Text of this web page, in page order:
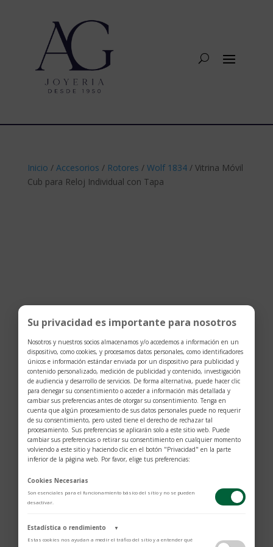
Inicio / Accesorios / Rotores / Wolf 1834/ Vitrina Móvil
Cub para Reloj Individual con Tapa
$379
Innovación patentada: cada bobinadora WOLF
demás bobinadoras estiman el número de
rotaciones.
dinámico con bloqueo patentado ‘bloquea’ su reloj
Su privacidad es importante para nosotros
Nosotros y nuestros socios almacenamos y/o accedemos a información en un
dispositivo, como cookies, y procesamos datos personales, como identificadores
únicos e información estándar enviada por un dispositivo para publicidad y
contenido personalizado, medición de publicidad y contenido, investigación
de audiencia y desarrollo de servicios. De forma alternativa, puede hacer clic
para denegar su consentimiento o acceder a información más detallada y
cambiar sus preferencias antes de otorgar su consentimiento. Tenga en
cuenta que algún procesamiento de sus datos personales puede no requerir
de su consentimiento, pero usted tiene el derecho de rechazar tal
procesamiento. Sus preferencias se aplicarán solo a este sitio web. Puede
cambiar sus preferencias o retirar su consentimiento en cualquier momento
volviendo a este sitio y haciendo clic en el botón "Privacidad" en la parte
inferior de la página web. Por favor, elige tus preferencias:
Cookies Necesarias
Son esenciales para el funcionamiento básico del sitio y no se pueden
desactivar.
Estadística o rendimiento
▼
Estas cookies nos ayudan a medir el tráfico del sitio y a entender qué